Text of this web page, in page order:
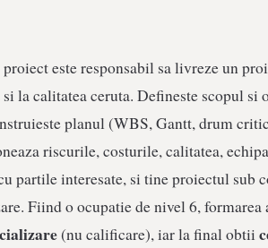
este responsabil sa livreze un
la calitatea ceruta. Defineste scopul si
planul (WBS, Gantt, drum
riscurile, costurile, calitatea,
partile interesate, si tine proiectul sub
Fiind o ocupatie de nivel 6,
(nu calificare), iar la final obtii